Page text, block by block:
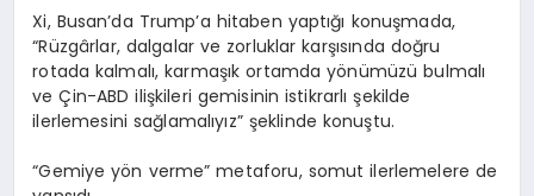
Xi, Busan’da Trump’a hitaben yaptığı konuşmada,
“Rüzgârlar, dalgalar ve zorluklar karşısında doğru
rotada kalmalı, karmaşık ortamda yönümüzü bulmalı
ve Çin-ABD ilişkileri gemisinin istikrarlı şekilde
ilerlemesini sağlamalıyız” şeklinde konuştu.
“Gemiye yön verme” metaforu, somut ilerlemelere de